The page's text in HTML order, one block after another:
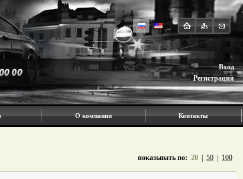
Вход
Регистрация
О компании Контакты
показывать по: 20 50 100